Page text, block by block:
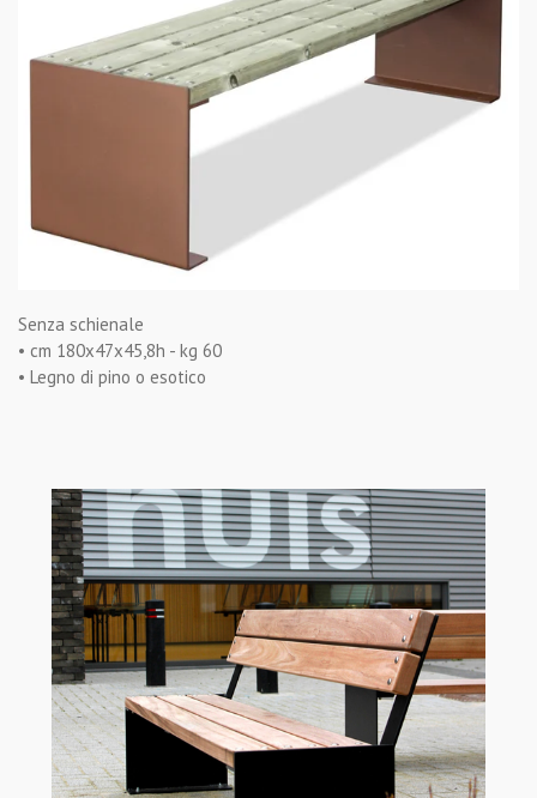
Senza schienale
• cm 180x47x45,8h - kg 60
• Legno di pino o esotico